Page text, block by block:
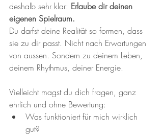
deshalb sehr klar: Erlaube dir deinen
eigenen Spielraum.
Du darfst deine Realität so formen, dass
sie zu dir passt. Nicht nach Erwartungen
von aussen. Sondern zu deinem Leben,
deinem Rhythmus, deiner Energie.
Vielleicht magst du dich fragen, ganz
ehrlich und ohne Bewertung:
Was funktioniert für mich wirklich
gut?